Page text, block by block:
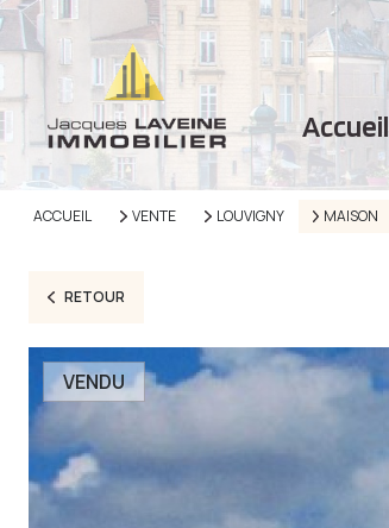
accueil
ACCUEIL VENTE LOUVIGNY MAISON
RETOUR
VENDU